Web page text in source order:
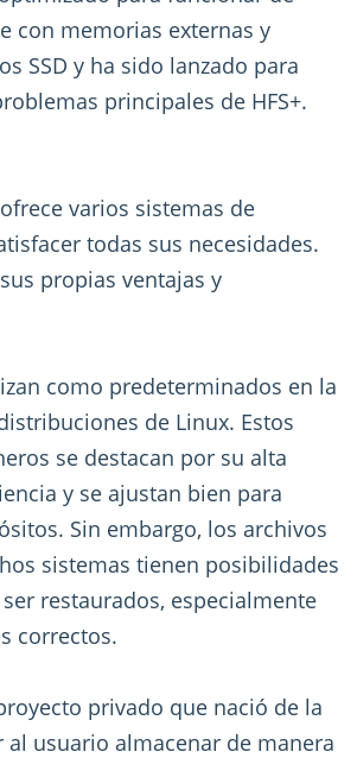
con memorias externas y
SSD y ha sido lanzado para
principales de HFS+.
varios sistemas de
todas sus necesidades.
propias ventajas y
como predeterminados en la
de Linux. Estos
se destacan por su alta
y se ajustan bien para
Sin embargo, los archivos
sistemas tienen posibilidades
restaurados, especialmente
correctos.
privado que nació de la
usuario almacenar de manera